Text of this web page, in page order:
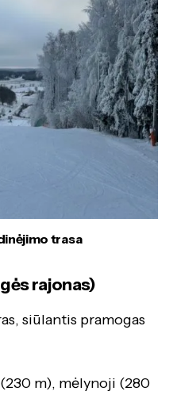
trasa
rajonas)
siūlantis pramogas
m), mėlynoji (280